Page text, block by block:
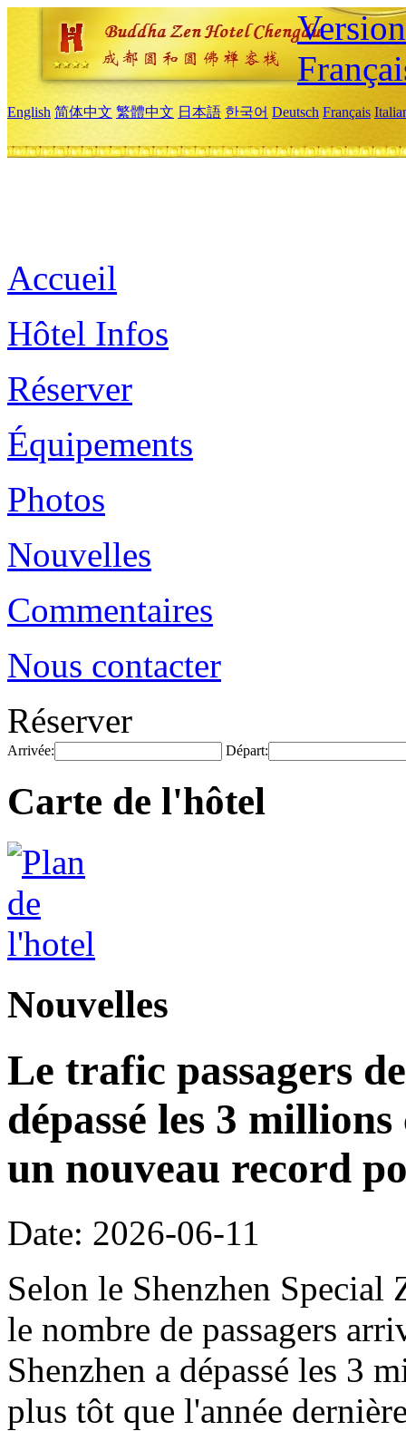
English 简体中文 繁體中文 日本語 한국어 Deutsch Français
Accueil
Hôtel Infos
Réserver
Équipements
Photos
Nouvelles
Commentaires
Nous contacter
Réserver
Arrivée: Départ:
Carte de l'hôtel
Nouvelles
Le trafic passagers
dépassé les 3
un nouveau record
Date: 2026-06-11
Selon le Shenzhen
le nombre de passagers
Shenzhen a dépassé les 3
plus tôt que l'année